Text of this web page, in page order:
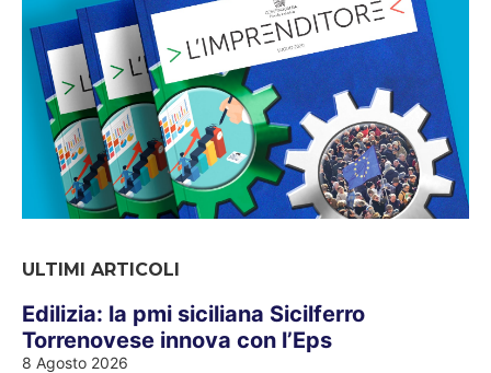
ULTIMI ARTICOLI
Edilizia: la pmi siciliana Sicilferro
Torrenovese innova con l’Eps
8 Agosto 2026